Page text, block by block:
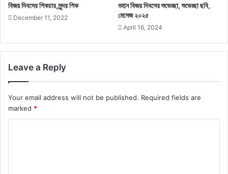
বিজয় দিবসের পিকচার,সুন্দর পিক
December 11, 2022
মহান বিজয় দিবসের শুভেচ্ছা, শুভেচ্ছা ছবি,
মেসেজ ২০২৫
April 16, 2024
Leave a Reply
Your email address will not be published. Required fields are
marked *